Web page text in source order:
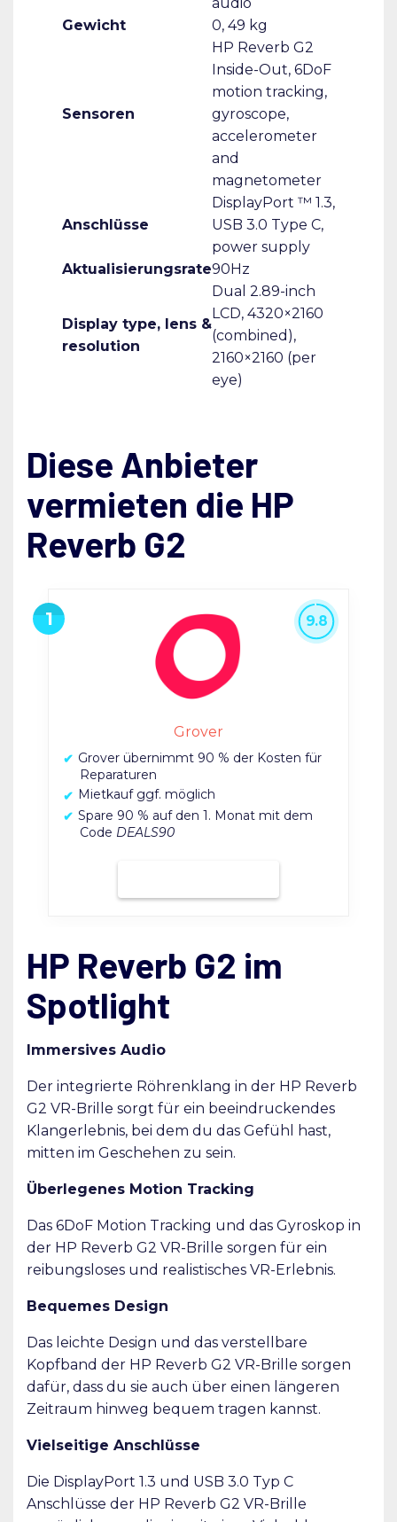
Gewicht
0, 49 kg
Sensoren
HP Reverb G2
Inside-Out, 6DoF
motion tracking,
gyroscope,
accelerometer
and
magnetometer
Anschlüsse
DisplayPort ™ 1.3,
USB 3.0 Type C,
power supply
Aktualisierungsrate90Hz
Display type, lens &
resolution
Dual 2.89-inch
LCD, 4320×2160
(combined),
2160×2160 (per
eye)
Diese Anbieter
vermieten die HP
Reverb G2
Grover
Grover übernimmt 90 % der Kosten für
Reparaturen
Mietkauf ggf. möglich
Spare 90 % auf den 1. Monat mit dem
Code DEALS90
9.8
HP Reverb G2 im
Spotlight
Immersives Audio
Der integrierte Röhrenklang in der HP Reverb
G2 VR-Brille sorgt für ein beeindruckendes
Klangerlebnis, bei dem du das Gefühl hast,
mitten im Geschehen zu sein.
Überlegenes Motion Tracking
Das 6DoF Motion Tracking und das Gyroskop in
der HP Reverb G2 VR-Brille sorgen für ein
reibungsloses und realistisches VR-Erlebnis.
Bequemes Design
Das leichte Design und das verstellbare
Kopfband der HP Reverb G2 VR-Brille sorgen
dafür, dass du sie auch über einen längeren
Zeitraum hinweg bequem tragen kannst.
Vielseitige Anschlüsse
Die DisplayPort 1.3 und USB 3.0 Typ C
Anschlüsse der HP Reverb G2 VR-Brille